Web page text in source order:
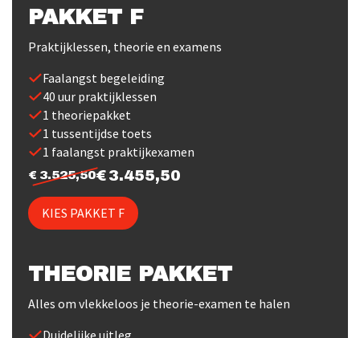
PAKKET F
Praktijklessen, theorie en examens
Faalangst begeleiding
40 uur praktijklessen
1 theoriepakket
1 tussentijdse toets
1 faalangst praktijkexamen
3.525,50 3.455,50
KIES PAKKET F
THEORIE PAKKET
Alles om vlekkeloos je theorie-examen te halen
Duidelijke uitleg